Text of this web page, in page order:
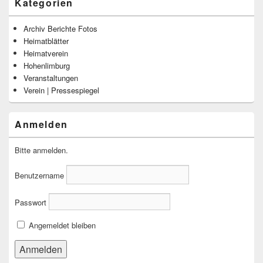
Archiv Berichte Fotos
Heimatblätter
Heimatverein
Hohenlimburg
Veranstaltungen
Verein | Pressespiegel
Anmelden
Bitte anmelden.
Benutzername
Passwort
Angemeldet bleiben